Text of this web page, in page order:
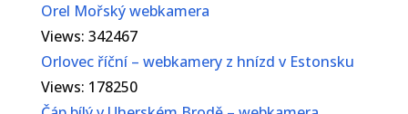
Orel Mořský webkamera
Views: 342467
Orlovec říční – webkamery z hnízd v Estonsku
Views: 178250